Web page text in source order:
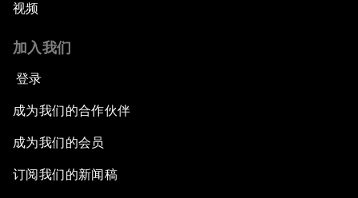
视频
加入我们
登录
成为我们的合作伙伴
成为我们的会员
订阅我们的新闻稿